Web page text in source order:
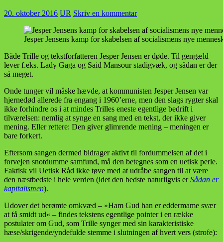
20. oktober 2016 UR Skriv en kommentar
Jesper Jensens kamp for skabelsen af socialismens nye
Både Trille og tekstforfatteren Jesper Jensen er døde. Til gengæld
lever f.eks. Lady Gaga og Said Mansour stadigvæk, og sådan er der
så meget.
Onde tunger vil måske hævde, at kommunisten Jesper Jensen var
hjernedød allerede fra engang i 1960’erne, men den slags rygter skal
ikke forhindre os i at mindes Trilles eneste egentlige bedrift i
tilværelsen: nemlig at synge en sang med en tekst, der ikke giver
mening. Eller rettere: Den giver glimrende mening – meningen er
bare forkert.
Eftersom sangen dermed bidrager aktivt til fordummelsen af det i
forvejen snotdumme samfund, må den betegnes som en uetisk perle.
Faktisk vil Uetisk Råd ikke tøve med at udråbe sangen til at være
den næstbedste i hele verden (idet den bedste naturligvis erSådan er
kapitalismen).
Udover det berømte omkvæd – »Ham Gud han er eddermame svær
at få smidt ud« – findes tekstens egentlige pointer i en række
postulater om Gud, som Trille synger med sin karakteristiske
hæse/skrigende/yndefulde stemme i slutningen af hvert vers (strofe):